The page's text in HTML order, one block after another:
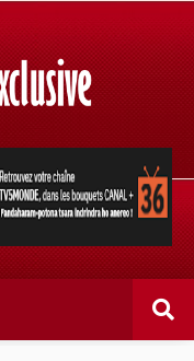
dans les bouquets
indrindra ho